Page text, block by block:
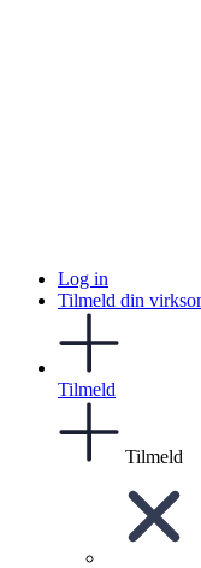
Log in
Tilmeld din
Tilmeld
Tilmeld